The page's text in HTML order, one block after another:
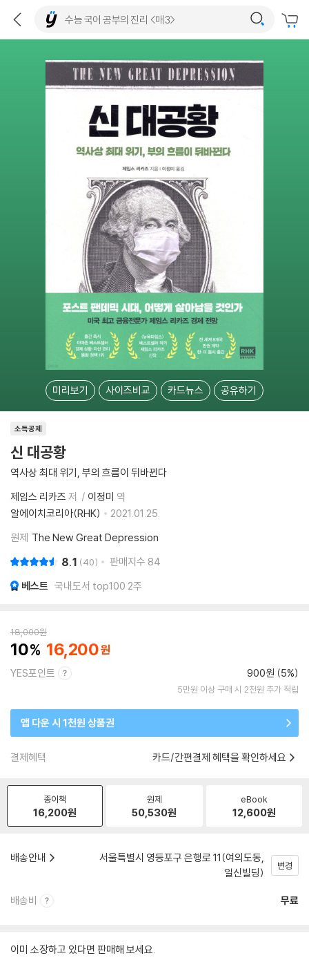
미리보기 사이즈비교 카드뉴스 공유하기
소득공제
신 대공황
역사상 최대 위기, 부의 흐름이 뒤바뀐다
제임스 리카즈 저 이정미 역
알에이치코리아(RHK)
2021.01.25.
원제 The New Great Depression
8.1 40 판매지수 84
베스트 국내도서 top100 2주
18,000원
10 16,200
YES포인트 900원 (5%)
5만원 이상 구매 시 2천원 추가 적립
앱 다운 시 1천원 상품권
결제혜택 카드/간편결제 혜택을 확인하세요
종이책
16,200원
원제
50,530원
eBook
12,600원
배송안내
서울특별시 영등포구 은행로 11(여의도동,
일신빌딩)
변경
배송비 무료
이미 소장하고 있다면 판매해 보세요.